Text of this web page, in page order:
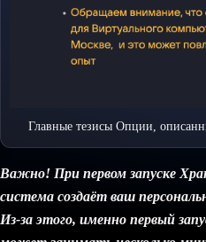
Главные тезисы Опции,
Важно! При первом запуске
система создаёт ваш
Из-за этого, именно первый